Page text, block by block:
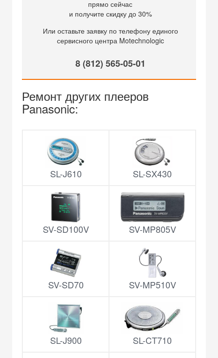
прямо сейчас
и получите скидку до 30%
Или оставьте заявку по телефону единого
сервисного центра Motechnologic
8 (812) 565-05-01
Ремонт других плееров
Panasonic:
SL-J610 SL-SX430
SV-SD100V SV-MP805V
SV-SD70 SV-MP510V
SL-J900 SL-CT710